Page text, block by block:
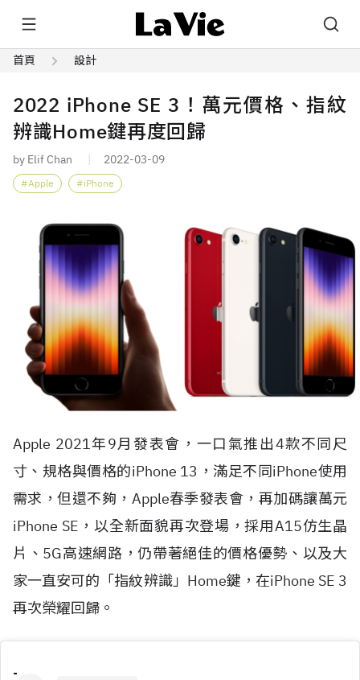
首頁 設計
2022 iPhone SE 3！萬元價格、指紋
辨識Home鍵再度回歸
by Elif Chan 2022-03-09
Apple iPhone
Apple 2021年9月發表會，一口氣推出4款不同尺
寸、規格與價格的iPhone 13，滿足不同iPhone使用
需求，但還不夠，Apple春季發表會，再加碼讓萬元
iPhone SE，以全新面貌再次登場，採用A15仿生晶
片、5G高速網路，仍帶著絕佳的價格優勢、以及大
家一直安可的「指紋辨識」Home鍵，在iPhone SE 3
再次榮耀回歸。